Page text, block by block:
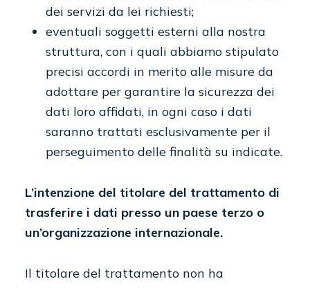
dei servizi da lei richiesti;
eventuali soggetti esterni alla nostra
struttura, con i quali abbiamo stipulato
precisi accordi in merito alle misure da
adottare per garantire la sicurezza dei
dati loro affidati, in ogni caso i dati
saranno trattati esclusivamente per il
perseguimento delle finalità su indicate.
L’intenzione del titolare del trattamento di
trasferire i dati presso un paese terzo o
un’organizzazione internazionale.
Il titolare del trattamento non ha